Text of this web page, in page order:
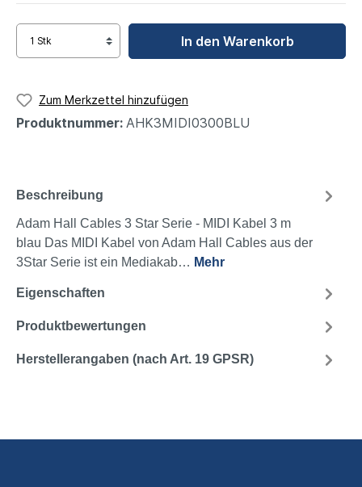
In den Warenkorb
Zum Merkzettel hinzufügen
Produktnummer: AHK3MIDI0300BLU
Beschreibung
Adam Hall Cables 3 Star Serie - MIDI Kabel 3 m
blau Das MIDI Kabel von Adam Hall Cables aus der
3Star Serie ist ein Mediakab… Mehr
Eigenschaften
Produktbewertungen
Herstellerangaben (nach Art. 19 GPSR)